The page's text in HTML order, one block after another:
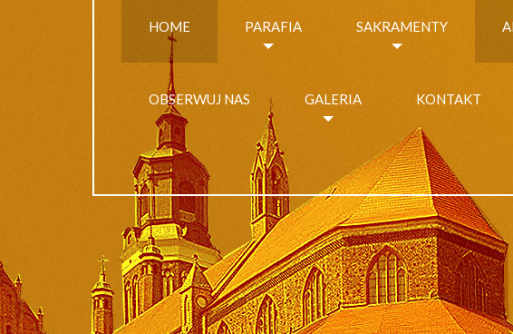
HOME PARAFIA SAKRAMENTY
OBSERWUJ NAS GALERIA KONTAKT